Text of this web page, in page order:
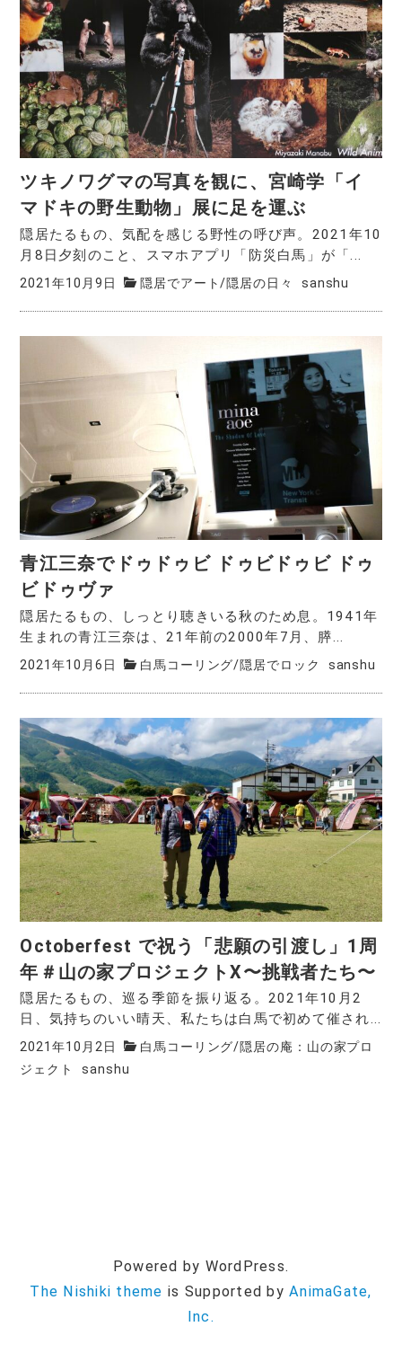
ツキノワグマの写真を観に、宮崎学「イ
マドキの野生動物」展に足を運ぶ
隠居たるもの、気配を感じる野性の呼び声。2021年10
月8日夕刻のこと、スマホアプリ「防災白馬」が「...
2021年10月9日 隠居でアート/隠居の日々 sanshu
青江三奈でドゥドゥビ ドゥビドゥビ ドゥ
ビドゥヴァ
隠居たるもの、しっとり聴きいる秋のため息。1941年
生まれの青江三奈は、21年前の2000年7月、膵...
2021年10月6日 白馬コーリング/隠居でロック sanshu
Octoberfest で祝う「悲願の引渡し」1周
年＃山の家プロジェクトX〜挑戦者たち〜
隠居たるもの、巡る季節を振り返る。2021年10月2
日、気持ちのいい晴天、私たちは白馬で初めて催され...
2021年10月2日 白馬コーリング/隠居の庵：山の家プロ
ジェクト
sanshu
Powered by WordPress.
The Nishiki theme is Supported byAnimaGate,
Inc.